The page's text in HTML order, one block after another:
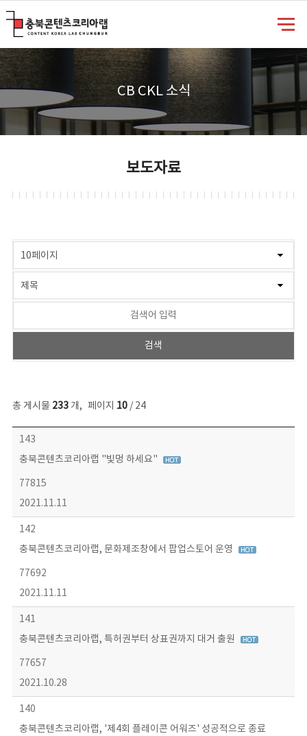
CB CKL 소식
보도자료
총 게시물 233개, 페이지 10/ 24
보도자료 목록 - 번호, 제목, 작성자, 파일, 조회수, 작성일 정보 제공
143
충북콘텐츠코리아랩 "빛멍 하세요"
77815
2021.11.11
142
충북콘텐츠코리아랩, 문화제조창에서 팝업스토어 운영
77692
2021.11.11
141
충북콘텐츠코리아랩, 특허권부터 상표권까지 대거 출원
77657
2021.10.28
140
충북콘텐츠코리아랩, '제4회 플레이콘 어워즈' 성공적으로 종료